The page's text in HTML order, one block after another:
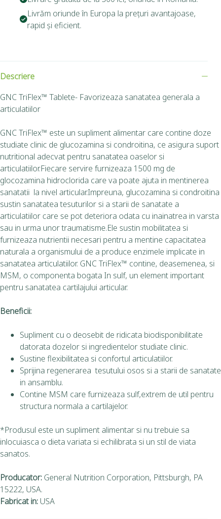
Livrăm oriunde în Europa la prețuri avantajoase,
rapid și eficient.
Descriere
GNC TriFlex™ Tablete- Favorizeaza sanatatea generala a
articulatiilor
GNC TriFlex™ este un supliment alimentar care contine doze
studiate clinic de glucozamina si condroitina, ce asigura suport
nutritional adecvat pentru sanatatea oaselor si
articulatiilor.Fiecare servire furnizeaza 1500 mg de
glocozamina hidroclorida care va poate ajuta in mentinerea
sanatatii la nivel articular.Impreuna, glucozamina si condroitina
sustin sanatatea tesuturilor si a starii de sanatate a
articulatiilor care se pot deteriora odata cu inainatrea in varsta
sau in urma unor traumatisme.Ele sustin mobilitatea si
furnizeaza nutrientii necesari pentru a mentine capacitatea
naturala a organismului de a produce enzimele implicate in
sanatatea articulatiilor. GNC TriFlex™ contine, deasemenea, si
MSM, o componenta bogata In sulf, un element important
pentru sanatatea cartilajului articular.
Beneficii:
Supliment cu o deosebit de ridicata biodisponibilitate
datorata dozelor si ingredientelor studiate clinic.
Sustine flexibilitatea si confortul articulatiilor.
Sprijina regenerarea tesutului osos si a starii de sanatate
in ansamblu.
Contine MSM care furnizeaza sulf,extrem de util pentru
structura normala a cartilajelor.
*Produsul este un supliment alimentar si nu trebuie sa
inlocuiasca o dieta variata si echilibrata si un stil de viata
sanatos.
Producator: General Nutrition Corporation, Pittsburgh, PA
15222, USA.
Fabricat in: USA